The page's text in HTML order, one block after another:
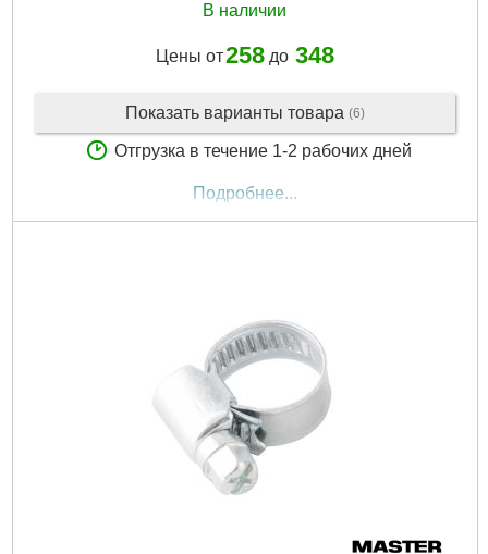
В наличии
Цены от258до 348
Показать варианты товара (6)
Отгрузка в течение 1-2 рабочих дней
Подробнее...